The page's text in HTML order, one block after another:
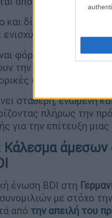
και δίκαιο εμπόριο
ενισχύει τις αλυσίδες
φόροι.
την οικονομική
συνεργασίες
σταθερή, ενωμένη
πλήρως την
για την επίτευξη
Κάλεσμα άμεσων
ένωση BDI στη
με στόχο
από την απειλή του